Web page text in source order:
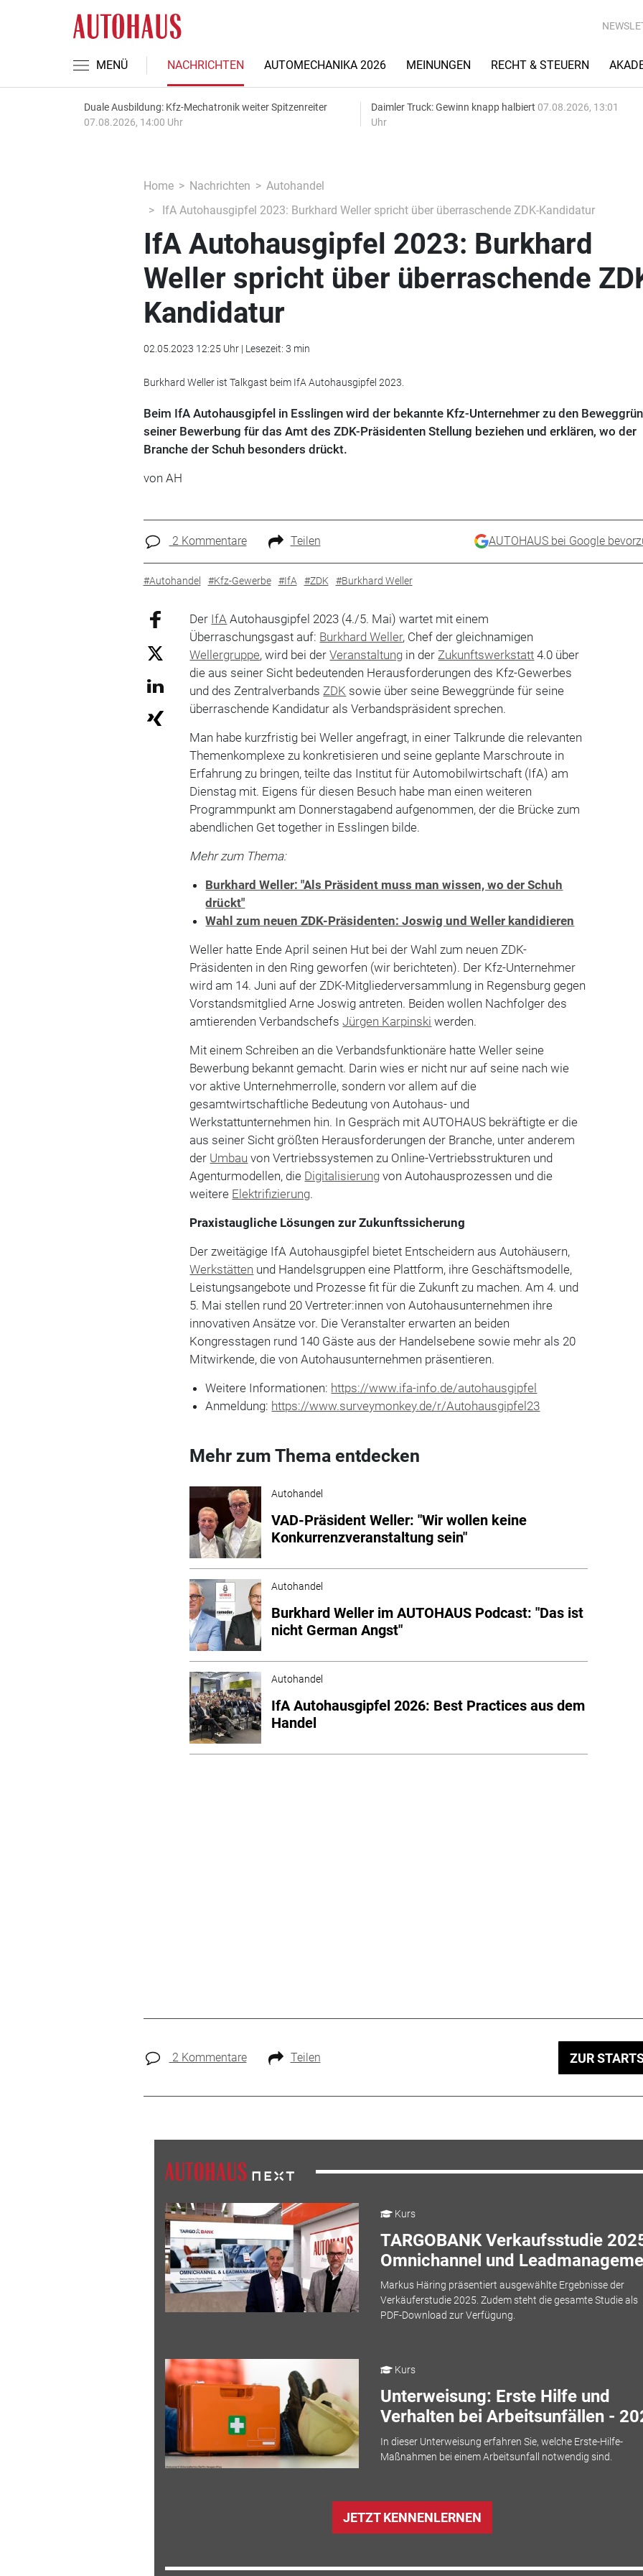
MENÜ NACHRICHTEN AUTOMECHANIKA 2026 MEINUNGEN RECHT & STEUERN
Duale Ausbildung: Kfz-Mechatronik weiter Spitzenreiter
07.08.2026, 14:00 Uhr
Daimler Truck: Gewinn knapp halbiert 07.08.2026, 13:01
Uhr
Home Nachrichten
Autohandel
IfA Autohausgipfel 2023: Burkhard Weller spricht über überraschende ZDK-Kandidatur
IfA Autohausgipfel 2023: Burkhard
Weller spricht über überraschende
Kandidatur
02.05.2023 12:25 Uhr | Lesezeit: 3 min
Burkhard Weller ist Talkgast beim IfA Autohausgipfel 2023.
Beim IfA Autohausgipfel in Esslingen wird der bekannte Kfz-Unternehmer zu den
seiner Bewerbung für das Amt des ZDK-Präsidenten Stellung beziehen und erklären, wo der
Branche der Schuh besonders drückt.
von AH
2 Kommentare Teilen AUTOHAUS bei Google
#Autohandel #Kfz-Gewerbe #IfA #ZDK #Burkhard Weller
Der IfA Autohausgipfel 2023 (4./5. Mai) wartet mit einem
Überraschungsgast auf: Burkhard Weller, Chef der gleichnamigen
Wellergruppe, wird bei derVeranstaltung in der Zukunftswerkstatt 4.0 über
die aus seiner Sicht bedeutenden Herausforderungen des Kfz-Gewerbes
und des Zentralverbands ZDK sowie über seine Beweggründe für seine
überraschende Kandidatur als Verbandspräsident sprechen.
Man habe kurzfristig bei Weller angefragt, in einer Talkrunde die relevanten
Themenkomplexe zu konkretisieren und seine geplante Marschroute in
Erfahrung zu bringen, teilte das Institut für Automobilwirtschaft (IfA) am
Dienstag mit. Eigens für diesen Besuch habe man einen weiteren
Programmpunkt am Donnerstagabend aufgenommen, der die Brücke zum
abendlichen Get together in Esslingen bilde.
Mehr zum Thema:
Burkhard Weller: "Als Präsident muss man wissen, wo der Schuh
drückt"
Wahl zum neuen ZDK-Präsidenten: Joswig und Weller kandidieren
Weller hatte Ende April seinen Hut bei der Wahl zum neuen ZDK-
Präsidenten in den Ring geworfen (wir berichteten). Der Kfz-Unternehmer
wird am 14. Juni auf der ZDK-Mitgliederversammlung in Regensburg gegen
Vorstandsmitglied Arne Joswig antreten. Beiden wollen Nachfolger des
amtierenden VerbandschefsJürgen Karpinski werden.
Mit einem Schreiben an die Verbandsfunktionäre hatte Weller seine
Bewerbung bekannt gemacht. Darin wies er nicht nur auf seine nach wie
vor aktive Unternehmerrolle, sondern vor allem auf die
gesamtwirtschaftliche Bedeutung von Autohaus- und
Werkstattunternehmen hin. In Gespräch mit AUTOHAUS bekräftigte er die
aus seiner Sicht größten Herausforderungen der Branche, unter anderem
der Umbau von Vertriebssystemen zu Online-Vertriebsstrukturen und
Agenturmodellen, die Digitalisierung von Autohausprozessen und die
weitere Elektrifizierung.
Praxistaugliche Lösungen zur Zukunftssicherung
Der zweitägige IfA Autohausgipfel bietet Entscheidern aus Autohäusern,
Werkstätten und Handelsgruppen eine Plattform, ihre Geschäftsmodelle,
Leistungsangebote und Prozesse fit für die Zukunft zu machen. Am 4. und
5. Mai stellen rund 20 Vertreter:innen von Autohausunternehmen ihre
innovativen Ansätze vor. Die Veranstalter erwarten an beiden
Kongresstagen rund 140 Gäste aus der Handelsebene sowie mehr als 20
Mitwirkende, die von Autohausunternehmen präsentieren.
Weitere Informationen: https://www.ifa-info.de/autohausgipfel
Anmeldung: https://www.surveymonkey.de/r/Autohausgipfel23
Mehr zum Thema entdecken
Autohandel
VAD-Präsident Weller: "Wir wollen keine
Konkurrenzveranstaltung sein"
Autohandel
Burkhard Weller im AUTOHAUS Podcast: "Das ist
nicht German Angst"
Autohandel
IfA Autohausgipfel 2026: Best Practices aus dem
Handel
2 Kommentare Teilen ZUR
Kurs
TARGOBANK Verkaufsstudie
Omnichannel und
Markus Häring präsentiert ausgewählte Ergebnisse der
Verkäuferstudie 2025. Zudem steht die gesamte Studie als
PDF-Download zur Verfügung.
Kurs
Unterweisung: Erste Hilfe und
Verhalten bei Arbeitsunfällen -
In dieser Unterweisung erfahren Sie, welche Erste-Hilfe-
Maßnahmen bei einem Arbeitsunfall notwendig sind.
JETZT KENNENLERNEN